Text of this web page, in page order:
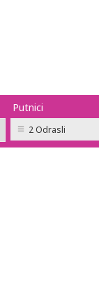
Putnici
2 Odrasli